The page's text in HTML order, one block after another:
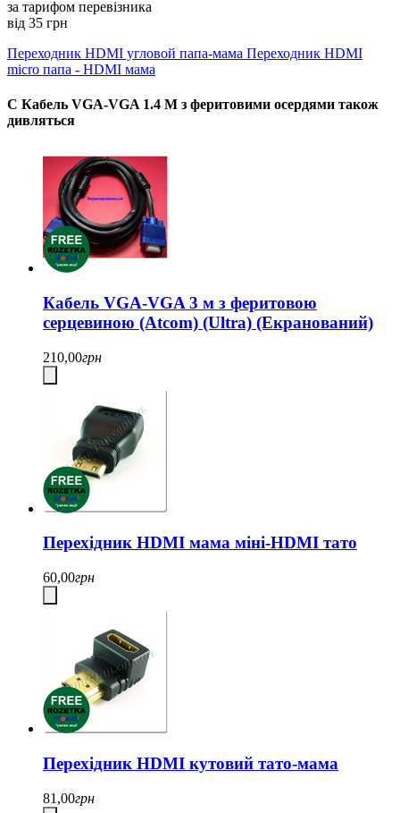
за тарифом перевізника
від 35 грн
Переходник HDMI угловой папа-мама Переходник HDMI
micro папа - HDMI мама
С Кабель VGA-VGA 1.4 М з феритовими осердями також
дивляться
Кабель VGA-VGA 3 м з феритовою
серцевиною (Atcom) (Ultra) (Екранований)
210,00грн
Перехідник HDMI мама міні-HDMI тато
60,00грн
Перехідник HDMI кутовий тато-мама
81,00грн